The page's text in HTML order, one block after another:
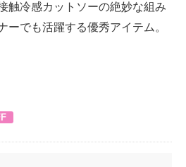
触冷感カットソーの絶妙な組み
ーでも活躍する優秀アイテム。